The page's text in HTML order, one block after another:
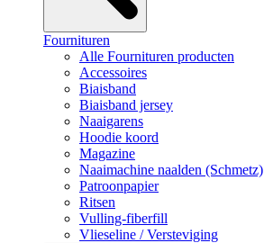
Fournituren
Alle Fournituren producten
Accessoires
Biaisband
Biaisband jersey
Naaigarens
Hoodie koord
Magazine
Naaimachine naalden (Schmetz)
Patroonpapier
Ritsen
Vulling-fiberfill
Vlieseline / Versteviging